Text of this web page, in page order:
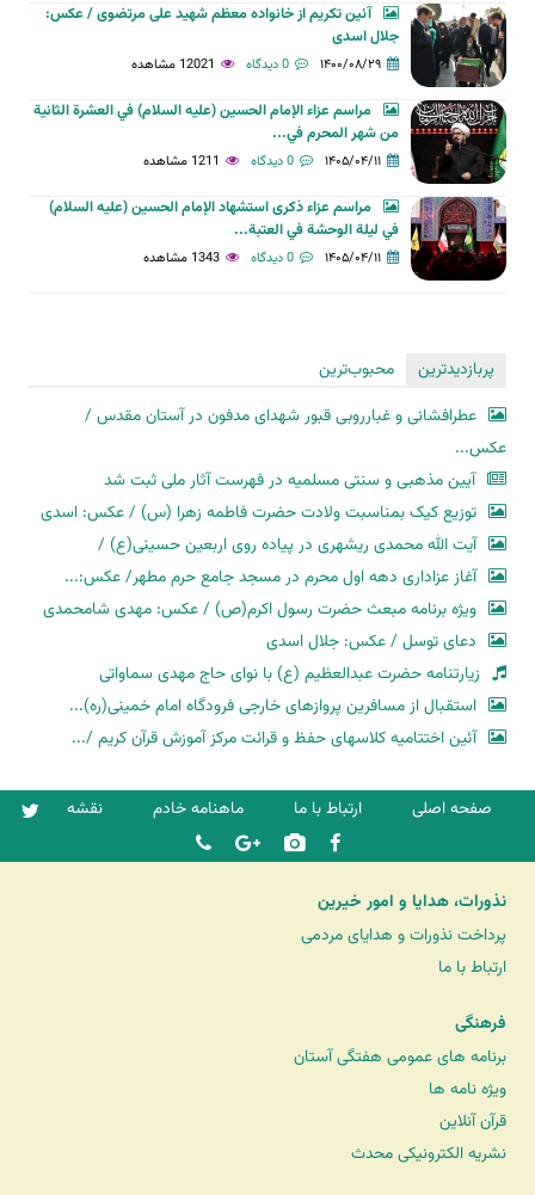
آئین تکریم از خانواده معظم شهید علی مرتضوی / عکس:
جلال اسدی
۱۴۰۰/۰۸/۲۹ 0 دیدگاه 12021 مشاهده
مراسم عزاء الإمام الحسين (عليه السلام) في العشرة الثانية
من شهر المحرم في...
۱۴۰۵/۰۴/۱۱ 0 دیدگاه 1211 مشاهده
مراسم عزاء ذكرى استشهاد الإمام الحسين (عليه السلام)
في ليلة الوحشة في العتبة...
۱۴۰۵/۰۴/۱۱ 0 دیدگاه 1343 مشاهده
پربازدیدترین
محبوب‌ترین
عطرافشانی و غبارروبی قبور شهدای مدفون در آستان مقدس /
عکس...
آیین مذهبی و سنتی مسلمیه در فهرست آثار ملی ثبت شد
توزیع کیک بمناسبت ولادت حضرت فاطمه زهرا (س) / عکس: اسدی
آیت الله محمدی ریشهری در پیاده روی اربعین حسینی(ع) /
آغاز عزاداری دهه اول محرم در مسجد جامع حرم مطهر/ عکس:...
ویژه برنامه مبعث حضرت رسول اکرم(ص) / عکس: مهدی شامحمدی
دعای توسل / عکس: جلال اسدی
زیارتنامه حضرت عبدالعظیم (ع) با نوای حاج مهدی سماواتی
استقبال از مسافرین پروازهای خارجی فرودگاه امام خمینی(ره)...
آئین اختتامیه کلاسهای حفظ و قرائت مرکز آموزش قرآن کریم /...
صفحه اصلی ارتباط با ما ماهنامه خادم نقشه
نذورات، هدایا و امور خیرین
پرداخت نذورات و هدایای مردمی
ارتباط با ما
فرهنگی
برنامه های عمومی هفتگی آستان
ویژه نامه ها
قرآن آنلاین
نشریه الکترونیکی محدث